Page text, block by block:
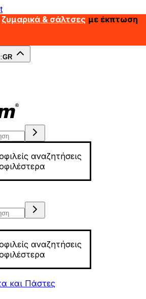
ζυμαρικά & σάλτσες με έκπτωση
GR
αναζητήσεις
αναζητήσεις
και Πάστες